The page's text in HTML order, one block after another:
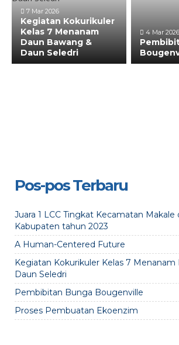
7 Mar 2026
Kegiatan Kokurikuler
Kelas 7 Menanam
Daun Bawang &
Daun Seledri
4 Mar 2026
Pos-pos Terbaru
Juara 1 LCC Tingkat Kecamatan Makale
Kabupaten tahun 2023
A Human-Centered Future
Kegiatan Kokurikuler Kelas 7 Menanam
Daun Seledri
Pembibitan Bunga Bougenville
Proses Pembuatan Ekoenzim